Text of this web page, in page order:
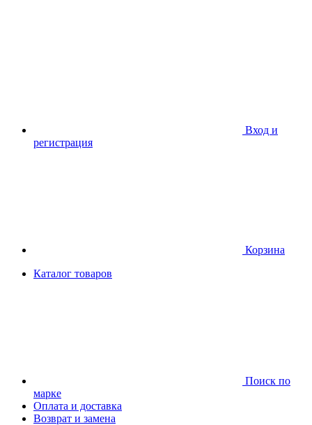
Вход и
регистрация
Корзина
Каталог товаров
Поиск по
марке
Оплата и доставка
Возврат и замена